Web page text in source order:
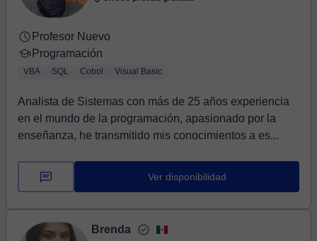
Profesor Nuevo
Programación
VBA SQL Cobol Visual Basic
Analista de Sistemas con más de 25 años experiencia
en el mundo de la programación, apasionado por la
enseñanza, he transmitido mis conocimientos a es...
Ver disponibilidad
Brenda